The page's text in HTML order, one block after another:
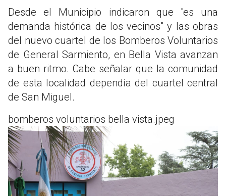
Desde el Municipio indicaron que "es una
demanda histórica de los vecinos" y las obras
del nuevo cuartel de los Bomberos Voluntarios
de General Sarmiento, en Bella Vista avanzan
a buen ritmo. Cabe señalar que la comunidad
de esta localidad dependía del cuartel central
de San Miguel.
bomberos voluntarios bella vista.jpeg